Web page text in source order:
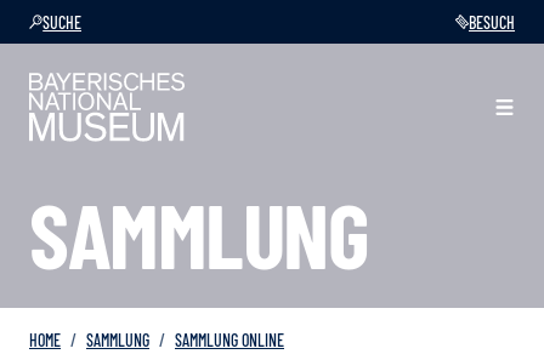
SUCHE BESUCH
SAMMLUNG
HOME SAMMLUNG
SAMMLUNG ONLINE